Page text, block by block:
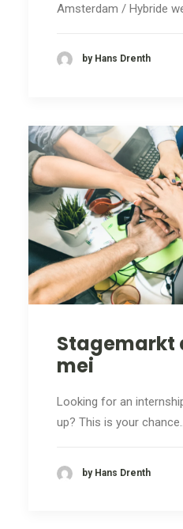
Amsterdam / Hybride
by Hans Drenth
Stagemarkt
mei
Looking for an
up? This is your
by Hans Drenth